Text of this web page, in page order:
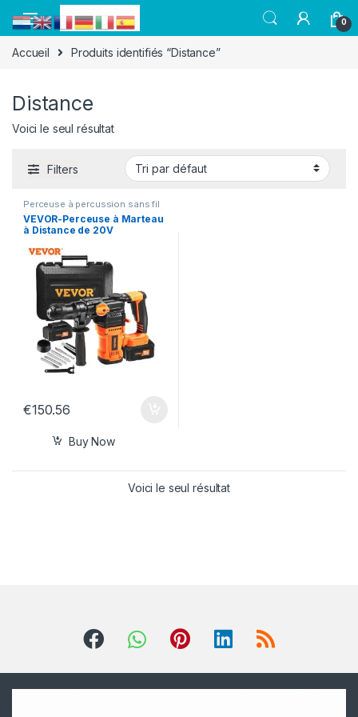
0
Accueil Produits identifiés “Distance”
Distance
Voici le seul résultat
Filters
Perceuse à percussion sans fil
VEVOR-Perceuse à Marteau
à Distance de 20V
€150.56
Buy Now
Voici le seul résultat